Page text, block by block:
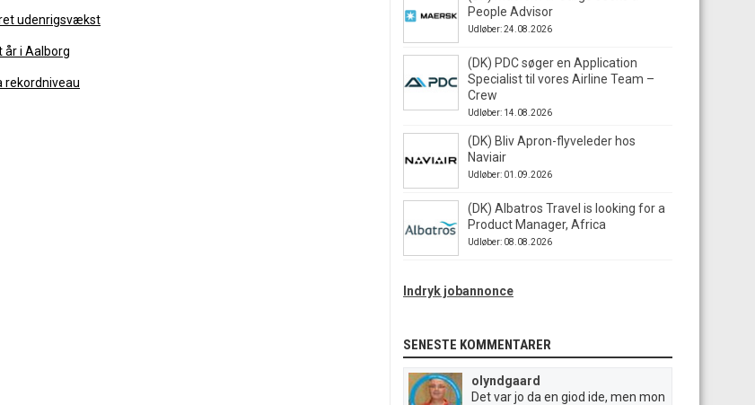
udenrigsvækst
i Aalborg
rekordniveau
People Advisor
Udløber: 24.08.2026
(DK) PDC søger en Application
Specialist til vores Airline Team –
Crew
Udløber: 14.08.2026
(DK) Bliv Apron-flyveleder hos
Naviair
Udløber: 01.09.2026
(DK) Albatros Travel is looking for a
Product Manager, Africa
Udløber: 08.08.2026
Indryk jobannonce
SENESTE KOMMENTARER
olyndgaard
Det var jo da en giod ide, men mon